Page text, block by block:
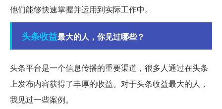
他们能够快速掌握并运用到实际工作中。
头条收益最大的人，你见过哪些？
头条平台是一个信息传播的重要渠道，很多人通过在头条
上发布内容获得了丰厚的收益。对于头条收益最大的人，
我见过一些案例。